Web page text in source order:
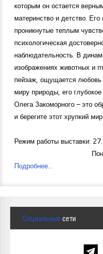
которым он остается
материнство и детство.
проникнутые теплым
психологическая
наблюдательность. В
изображениях животных и
пейзаж, ощущается
миру природы, его
Олега Закоморного – это
и берегите этот хрупкий
Режим работы выставки:
Понедельник
Подробнее...
Социальные сети